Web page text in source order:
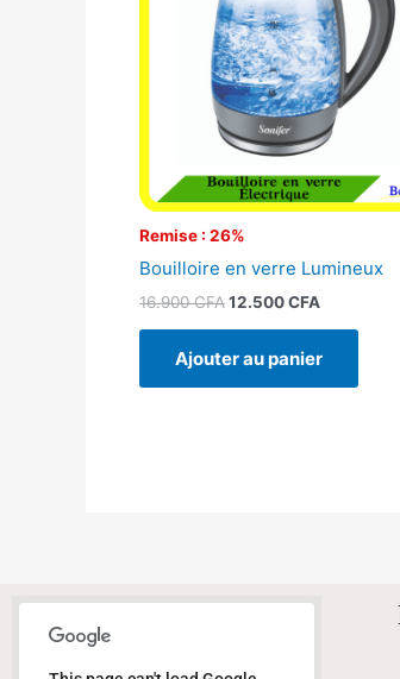
Remise : 26%
Bouilloire en verre Lumineux
16.900CFA12.500CFA
Ajouter au panier